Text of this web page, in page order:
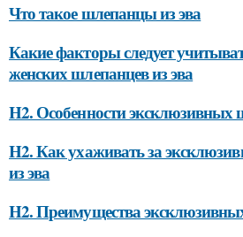
Что такое шлепанцы из эва
Какие факторы следует
женских шлепанцев из эва
H2. Особенности эксклюзивных
H2. Как ухаживать за
из эва
H2. Преимущества